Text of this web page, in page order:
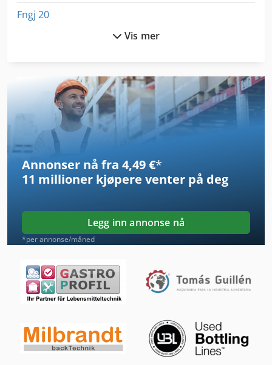
Fngj 20
Idx 23
International 433
Kgs 1670
Klare Til Bruk
Kreissaege Tre
Ls 703
Ng 200
Occupational Safety Og Helse
Produksjon Av Byggematerialer
Spor Og Pin Maskinen
Vis mer
Annonser nå fra 4,49 €*
11 millioner kjøpere venter på deg
Legg inn annonse nå
*per annonse/måned